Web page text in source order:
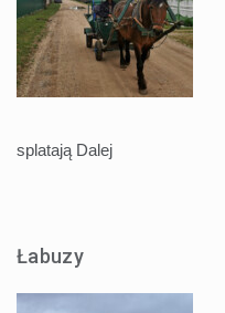
splatają Dalej
Łabuzy